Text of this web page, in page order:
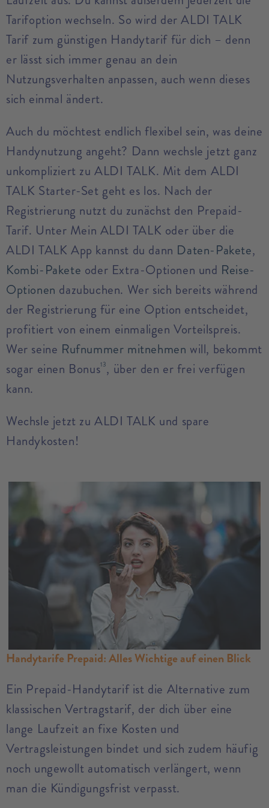
Tarifoption wechseln. So wird der ALDI TALK
Tarif zum günstigen Handytarif für dich – denn
er lässt sich immer genau an dein
Nutzungsverhalten anpassen, auch wenn dieses
sich einmal ändert.
Auch du möchtest endlich flexibel sein, was deine
Handynutzung angeht? Dann wechsle jetzt ganz
unkompliziert zu ALDI TALK. Mit dem ALDI
TALK Starter-Set geht es los. Nach der
Registrierung nutzt du zunächst den Prepaid-
Tarif. Unter Mein ALDI TALK oder über die
ALDI TALK App kannst du dann Daten-Pakete,
Kombi-Pakete oder Extra-Optionen und Reise-
Optionen dazubuchen. Wer sich bereits während
der Registrierung für eine Option entscheidet,
profitiert von einem einmaligen Vorteilspreis.
Wer seine Rufnummer mitnehmen will, bekommt
sogar einen Bonus13, über den er frei verfügen
kann.
Wechsle jetzt zu ALDI TALK und spare
Handykosten!
Handytarife Prepaid: Alles Wichtige auf einen Blick
Ein Prepaid-Handytarif ist die Alternative zum
klassischen Vertragstarif, der dich über eine
lange Laufzeit an fixe Kosten und
Vertragsleistungen bindet und sich zudem häufig
noch ungewollt automatisch verlängert, wenn
man die Kündigungsfrist verpasst.